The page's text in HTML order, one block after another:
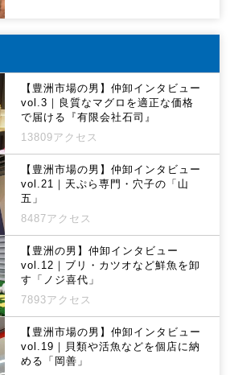
【豊洲市場の男】仲卸インタビュー
vol.3｜良質なマグロを適正な価格
で届ける『有限会社石司』
13809アクセス
【豊洲市場の男】仲卸インタビュー
vol.21｜天ぷら専門・穴子の「山
五」
8487アクセス
【豊洲の男】仲卸インタビュー
vol.12｜ブリ・カツオなど鮮魚を卸
す「ノジ喜代」
7893アクセス
【豊洲市場の男】仲卸インタビュー
vol.19｜貝類や活魚などを個店に納
める「岡善」